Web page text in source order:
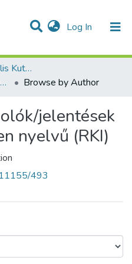
Log In (current)
Collections
ELTE KRTK Regionális Kutatások Intézete
Kutatási beszámolók/jelentések (Reports) - idegen nyelvű (RKI)
Browse by Author
jelentések
nyelvű (RKI)
493